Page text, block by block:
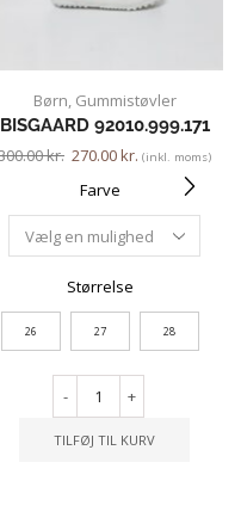
Børn, Gummistøvler
BISGAARD 92010.999.171
kr. 270.00kr. (inkl. moms)
Farve
Størrelse
26 27 28
- +
TILFØJ TIL KURV